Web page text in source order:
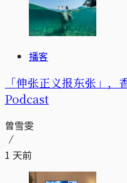
播客
「伸张正义报东张」
Podcast
曾雪雯
1 天前